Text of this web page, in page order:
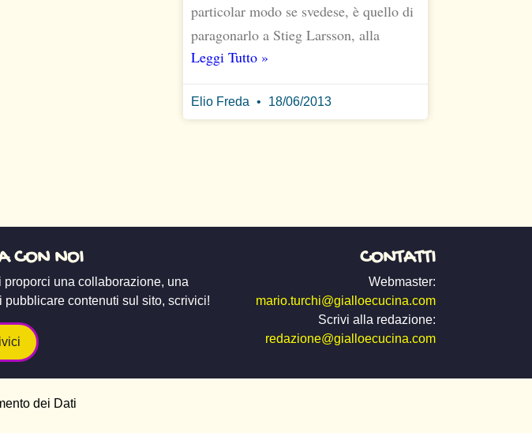
particolar modo se svedese, è quello di
paragonarlo a Stieg Larsson, alla
Leggi Tutto »
Elio Freda 18/06/2013
CON NOI
una collaborazione, una
contenuti sul sito, scrivici!
CONTATTI
Webmaster:
mario.turchi@gialloecucina.com
Scrivi alla redazione:
redazione@gialloecucina.com
dei Dati